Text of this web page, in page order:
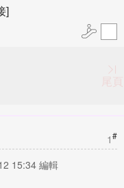
]
尾頁
1#
15:34 編輯